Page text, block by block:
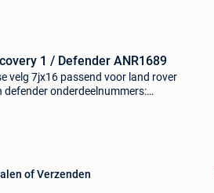
Alu velg Discovery 1 / Defender ANR1689
velg 7jx16 passend voor land rover
defender onderdeelnummers:
of Verzenden